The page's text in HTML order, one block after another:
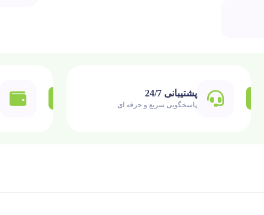
پشتیبانی 24/7
پاسخگویی سریع و حرفه ای